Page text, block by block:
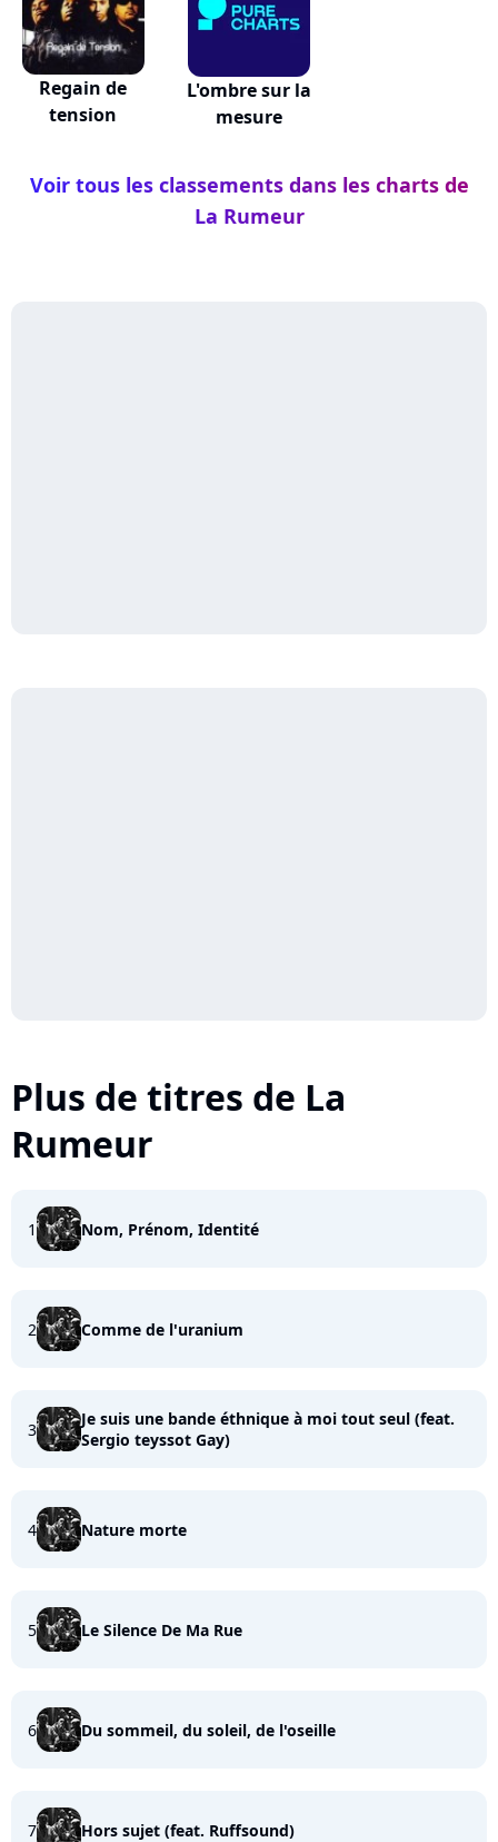
Regain de
tension
L'ombre sur la
mesure
Voir tous les classements dans les charts de
La Rumeur
Plus de titres de La
Rumeur
1 Nom, Prénom, Identité
2 Comme de l'uranium
3
Je suis une bande éthnique à moi tout seul (feat.
Sergio teyssot Gay)
4 Nature morte
5 Le Silence De Ma Rue
6 Du sommeil, du soleil, de l'oseille
7 Hors sujet (feat. Ruffsound)